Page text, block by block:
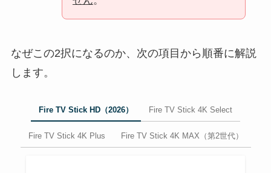
なぜこの2択になるのか、次の項目から順番に解説
します。
Fire TV Stick HD（2026） Fire TV Stick 4K Select
Fire TV Stick 4K Plus Fire TV Stick 4K MAX（第2世代）